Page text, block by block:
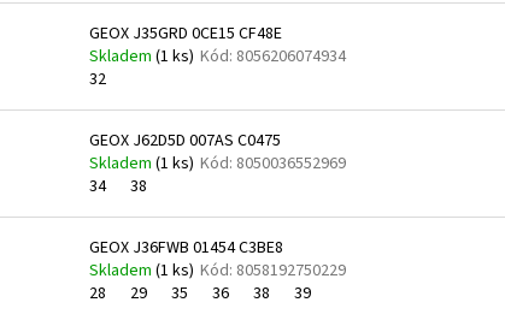
GEOX J35GRD 0CE15 CF48E
Skladem (1 ks) Kód: 8056206074934
32
GEOX J62D5D 007AS C0475
Skladem (1 ks) Kód: 8050036552969
34
38
GEOX J36FWB 01454 C3BE8
Skladem (1 ks) Kód: 8058192750229
28
29 35 36 38 39